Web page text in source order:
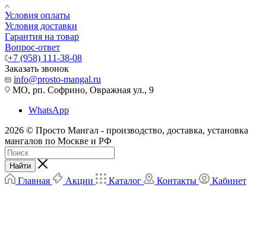
Условия оплаты
Условия доставки
Гарантия на товар
Вопрос-ответ
+7 (958) 111-38-08
Заказать звонок
info@prosto-mangal.ru
МО, рп. Софрино, Овражная ул., 9
WhatsApp
2026 © Просто Мангал - производство, доставка, установка
мангалов по Москве и РФ
Найти
Главная Акции Каталог Контакты Кабинет